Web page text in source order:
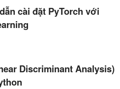
cài đặt PyTorch với
Discriminant Analysis)